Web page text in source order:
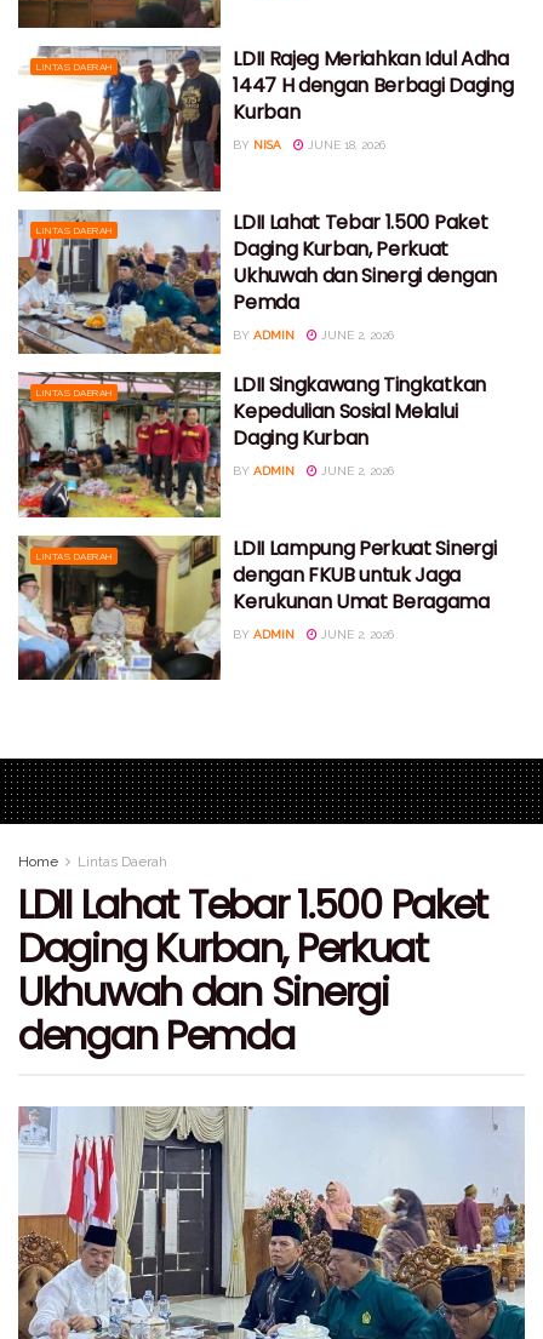
LINTAS DAERAH
LDII Rajeg Meriahkan Idul Adha
1447 H dengan Berbagi Daging
Kurban
BY NISA JUNE 18, 2026
LINTAS DAERAH
LDII Lahat Tebar 1.500 Paket
Daging Kurban, Perkuat
Ukhuwah dan Sinergi dengan
Pemda
BY ADMIN JUNE 2, 2026
LINTAS DAERAH
LDII Singkawang Tingkatkan
Kepedulian Sosial Melalui
Daging Kurban
BY ADMIN JUNE 2, 2026
LINTAS DAERAH
LDII Lampung Perkuat Sinergi
dengan FKUB untuk Jaga
Kerukunan Umat Beragama
BY ADMIN JUNE 2, 2026
Home Lintas Daerah
LDII Lahat Tebar 1.500 Paket
Daging Kurban, Perkuat
Ukhuwah dan Sinergi
dengan Pemda